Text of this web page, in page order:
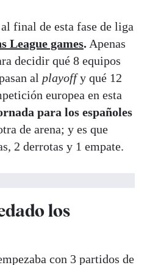
final de esta fase de liga
League games. Apenas
decidir qué 8 equipos
al playoffy qué 12
europea en esta
para los españoles
de arena; y es que
2 derrotas y 1 empate.
los
con 3 partidos de